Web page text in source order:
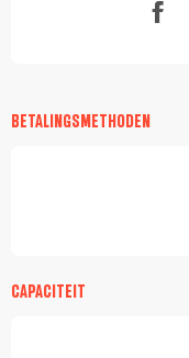
BETALINGSMETHODEN
CAPACITEIT